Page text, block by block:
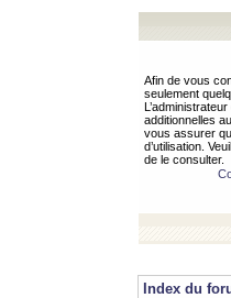
Afin de vous
seulement
additionnelles
vous assurer
d’utilisation.
de le consulter.
Index du